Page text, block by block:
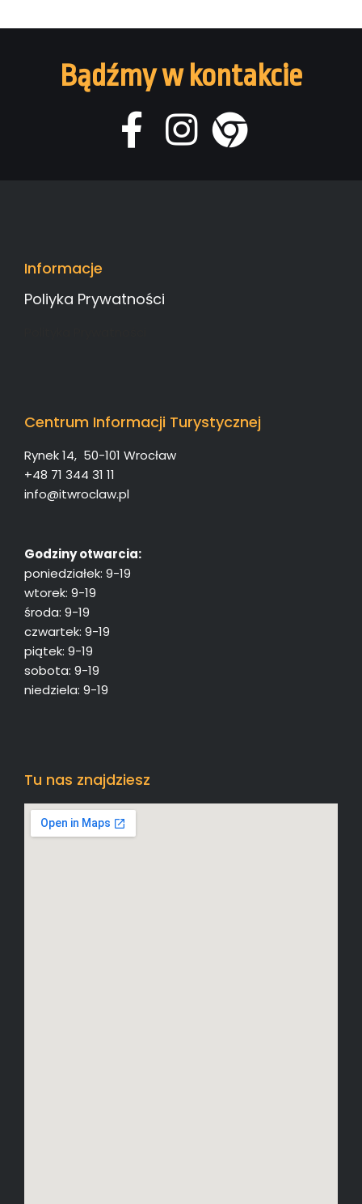
Bądźmy w kontakcie
Informacje
Poliyka Prywatności
Centrum Informacji Turystycznej
Rynek 14, 50-101 Wrocław
+48 71 344 31 11
info@itwroclaw.pl
Godziny otwarcia:
poniedziałek: 9-19
wtorek: 9-19
środa: 9-19
czwartek: 9-19
piątek: 9-19
sobota: 9-19
niedziela: 9-19
Tu nas znajdziesz